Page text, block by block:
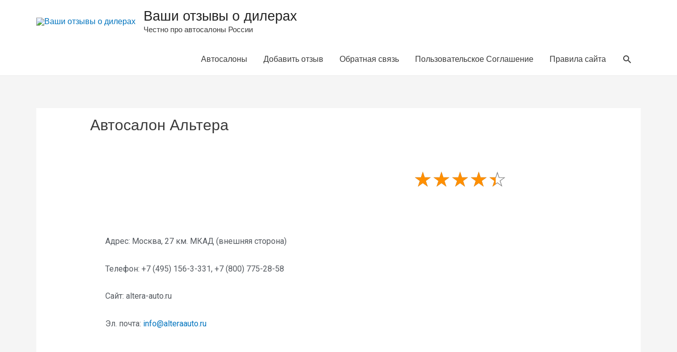
Ваши отзывы о дилерах
Честно про автосалоны России
Автосалоны Добавить отзыв Обратная связь Пользовательское Соглашение Правила сайта
Автосалон Альтера
☆☆☆☆☆
Адрес: Москва, 27 км. МКАД (внешняя сторона)
Телефон: +7 (495) 156-3-331, +7 (800) 775-28-58
Сайт: altera-auto.ru
Эл. почта: info@alteraauto.ru